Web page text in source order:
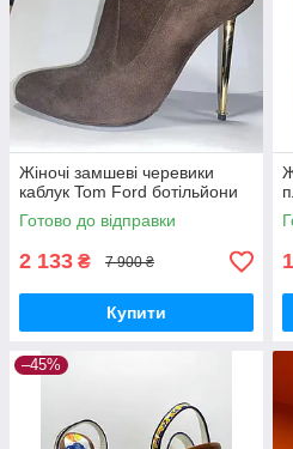
Жіночі замшеві черевики
каблук Tom Ford ботільйони
Готово до відправки
2 133 ₴ 7 900 ₴
Купити
–45%